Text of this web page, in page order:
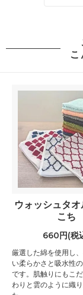
ウォッシュタ
こち
660円(税
厳選した綿を使用し
い柔らかさと吸水性
です。肌触りにもこ
わりと雲のように織